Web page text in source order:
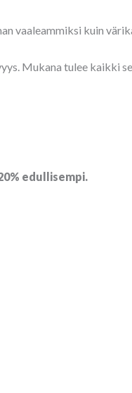
vaaleammiksi kuin
Mukana tulee
edullisempi.